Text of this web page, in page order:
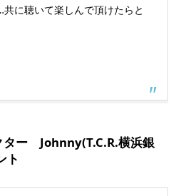
に聴いて楽しんで頂けたらと
ター Johnny(T.C.R.横浜銀
ト